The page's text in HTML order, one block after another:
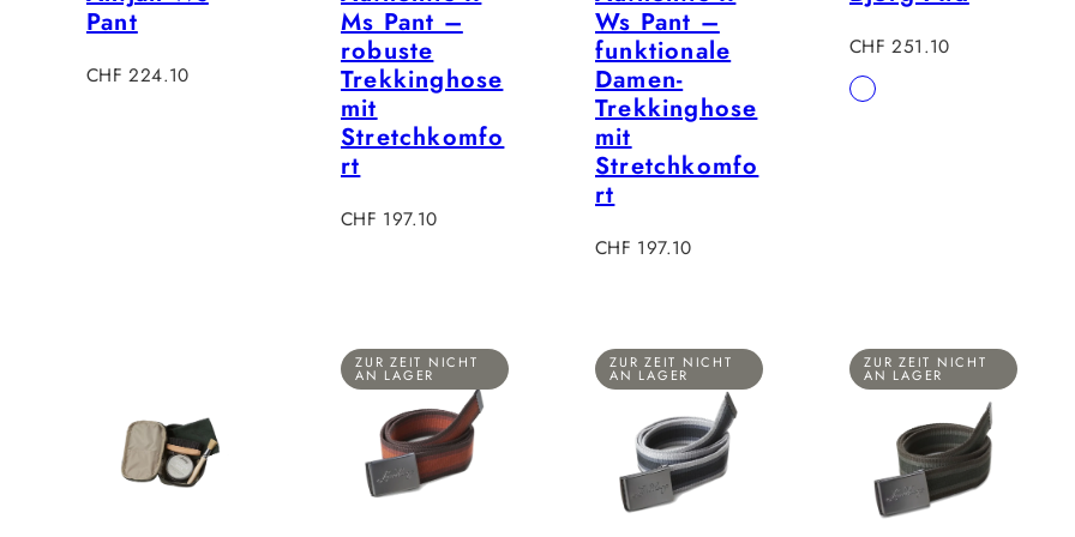
Pant
Verkaufspreis
CHF 224.10
Ms Pant –
robuste
Trekkinghose
mit
Stretchkomfo
rt
Verkaufspreis
CHF 197.10
Ws Pant –
funktionale
Damen-
Trekkinghose
mit
Stretchkomfo
rt
Verkaufspreis
CHF 197.10
Verkaufspreis
CHF 251.10
Verfügbar
Rust
ZUR ZEIT NICHT
AN LAGER
ZUR ZEIT NICHT
AN LAGER
ZUR ZEIT NICHT
AN LAGER